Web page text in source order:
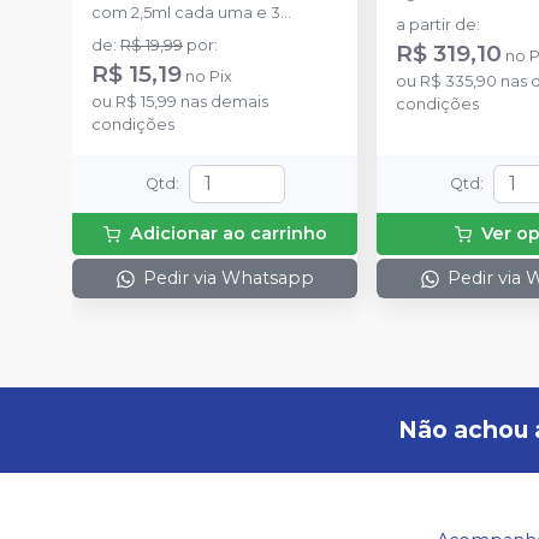
com 2,5ml cada uma e 3
ponteiras para aplicação.
de: R$ 19,99 por:
R$ 15,19 no Pix
ou R$ 15,99 nas demais
condições
Qtd :
Adicionar ao carrinho
Pedir via Whatsapp
a partir de:
R$ 319,10 no
ou R$ 335,90 nas
condições
Qtd :
Ver
Pedir via
Não achou